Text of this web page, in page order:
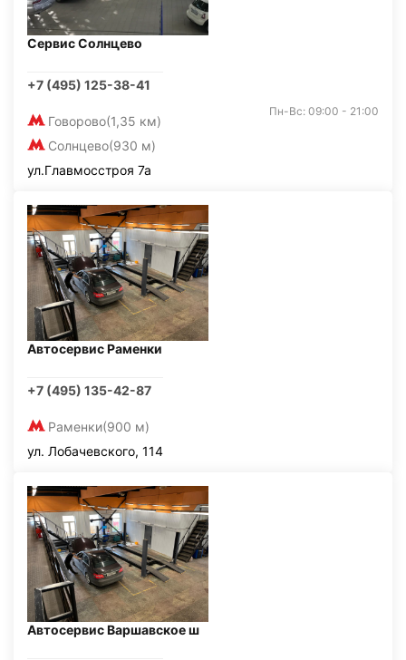
Сервис Солнцево
+7 (495) 125-38-41
Говорово(1,35 км)
Солнцево(930 м)
Пн-Вс: 09:00 - 21:00
ул.Главмосстроя 7а
Автосервис Раменки
+7 (495) 135-42-87
Раменки(900 м)
ул. Лобачевского, 114
Автосервис Варшавское ш